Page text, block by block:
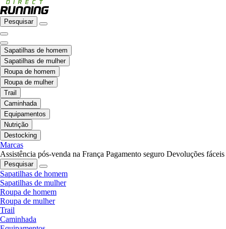
Pesquisar
Sapatilhas de homem
Sapatilhas de mulher
Roupa de homem
Roupa de mulher
Trail
Caminhada
Equipamentos
Nutrição
Destocking
Marcas
Assistência pós-venda na França Pagamento seguro Devoluções fáceis
Pesquisar
Sapatilhas de homem
Sapatilhas de mulher
Roupa de homem
Roupa de mulher
Trail
Caminhada